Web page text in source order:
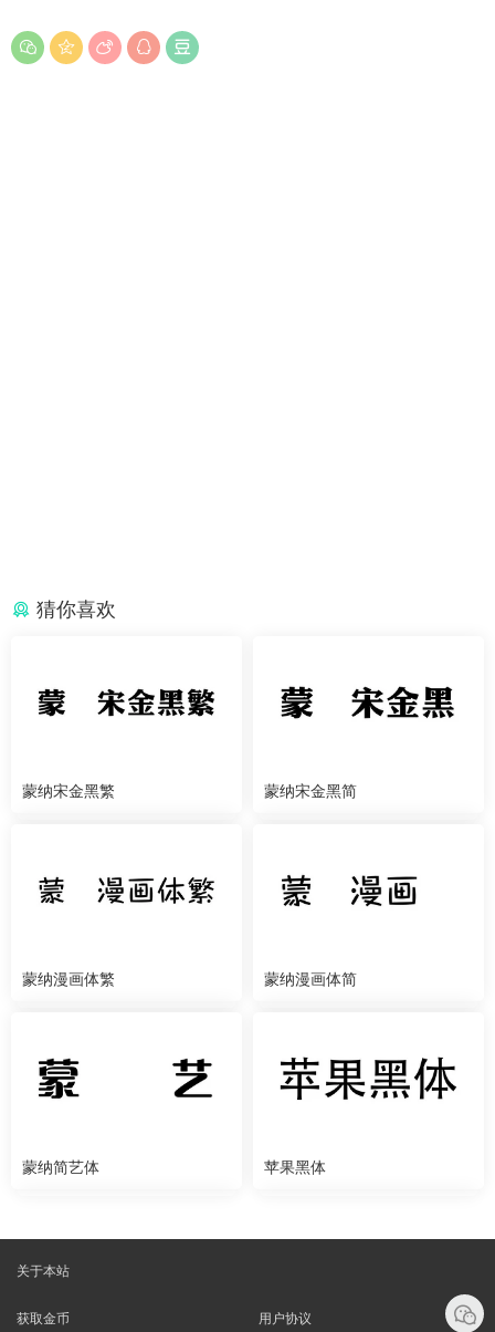
猜你喜欢
蒙纳宋金黑繁 蒙纳宋金黑简
蒙纳漫画体繁 蒙纳漫画体简
蒙纳简艺体 苹果黑体
关于本站
获取金币 用户协议